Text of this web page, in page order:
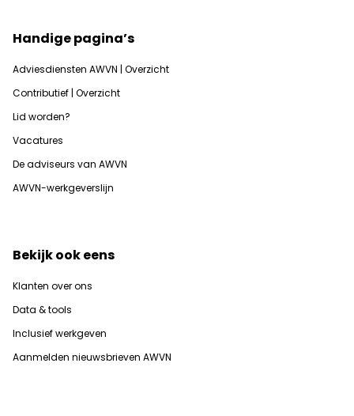
Handige pagina’s
Adviesdiensten AWVN | Overzicht
Contributief | Overzicht
Lid worden?
Vacatures
De adviseurs van AWVN
AWVN-werkgeverslijn
Bekijk ook eens
Klanten over ons
Data & tools
Inclusief werkgeven
Aanmelden nieuwsbrieven AWVN